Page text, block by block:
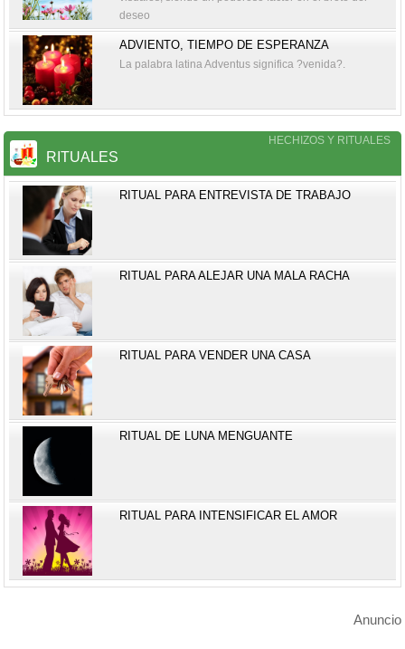
deseo
ADVIENTO, TIEMPO DE ESPERANZA
La palabra latina Adventus significa ?venida?.
HECHIZOS Y RITUALES
RITUALES
RITUAL PARA ENTREVISTA DE TRABAJO
RITUAL PARA ALEJAR UNA MALA RACHA
RITUAL PARA VENDER UNA CASA
RITUAL DE LUNA MENGUANTE
RITUAL PARA INTENSIFICAR EL AMOR
Anuncio